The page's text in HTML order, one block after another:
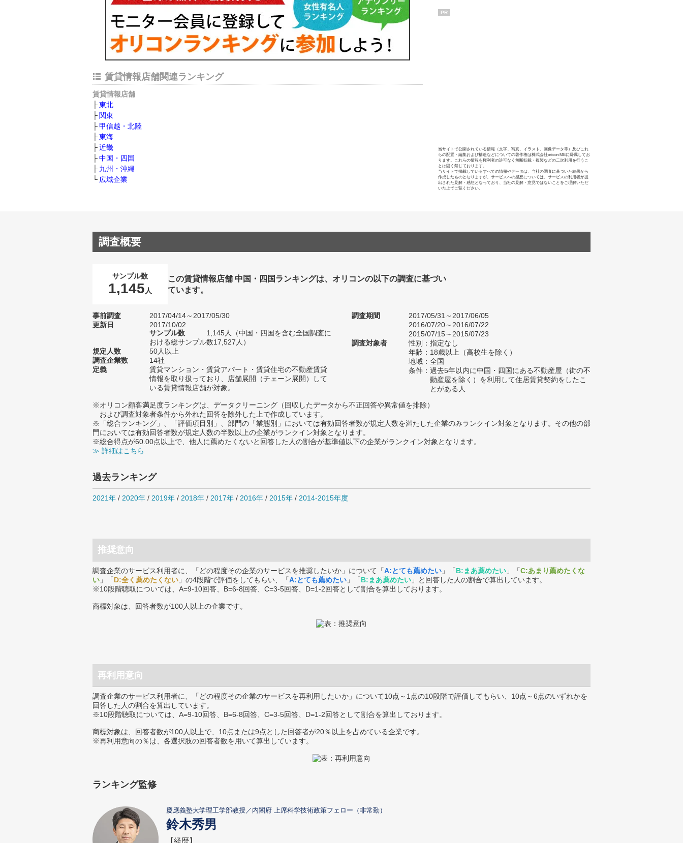
賃貸情報店舗関連ランキング
賃貸情報店舗
東北
関東
甲信越・北陸
東海
近畿
中国・四国
九州・沖縄
広域企業
PR
当サイトで公開されている情報（文字、写真、イラスト、画像データ等）及びこれ
らの配置・編集および構造などについての著作権は株式会社oricon MEに帰属してお
ります。これらの情報を権利者の許可なく無断転載・複製などの二次利用を行うこ
とは固く禁じております。
当サイトで掲載しているすべての情報やデータは、当社の調査に基づいた結果から
作成したものとなりますが、サービスへの感想については、サービスの利用者が提
出された見解・感想となっており、当社の見解・意見ではないことをご理解いただ
いた上でご覧ください。
調査概要
サンプル数
1,145 人
この賃貸情報店舗 中国・四国ランキングは、オリコンの以下の調査に基づい
ています。
事前調査
2017/04/14～2017/05/30
更新日
2017/10/02
サンプル数
1,145人（中国・四国を含む全国調査に
おける総サンプル数17,527人）
規定人数
50人以上
調査企業数
14社
定義
賃貸マンション・賃貸アパート・賃貸住宅の不動産賃貸
情報を取り扱っており、店舗展開（チェーン展開）して
いる賃貸情報店舗が対象。
調査期間
2017/05/31～2017/06/05
2016/07/20～2016/07/22
2015/07/15～2015/07/23
調査対象者
性別：指定なし
年齢：18歳以上（高校生を除く）
地域：全国
条件：過去5年以内に中国・四国にある不動産屋（街の不
動産屋を除く）を利用して住居賃貸契約をしたこ
とがある人
※オリコン顧客満足度ランキングは、データクリーニング（回収したデータから不正回答や異常値を排除）
および調査対象者条件から外れた回答を除外した上で作成しています。
※「総合ランキング」、「評価項目別」、部門の「業態別」においては有効回答者数が規定人数を満たした企業のみランクイン対象となります。その他の部
門においては有効回答者数が規定人数の半数以上の企業がランクイン対象となります。
※総合得点が60.00点以上で、他人に薦めたくないと回答した人の割合が基準値以下の企業がランクイン対象となります。
≫ 詳細はこちら
過去ランキング
2021年 / 2020年 / 2019年 / 2018年 / 2017年 / 2016年 / 2015年 / 2014-2015年度
推奨意向
調査企業のサービス利用者に、「どの程度その企業のサービスを推奨したいか」について「A:とても薦めたい 」「B:まあ薦めたい 」「C:あまり薦めたくな
い 」「D:全く薦めたくない 」の4段階で評価をしてもらい、「A:とても薦めたい 」「B:まあ薦めたい 」と回答した人の割合で算出しています。
※10段階聴取については、A=9-10回答、B=6-8回答、C=3-5回答、D=1-2回答として割合を算出しております。
商標対象は、回答者数が100人以上の企業です。
再利用意向
調査企業のサービス利用者に、「どの程度その企業のサービスを再利用したいか」について10点～1点の10段階で評価してもらい、10点～6点のいずれかを
回答した人の割合を算出しています。
※10段階聴取については、A=9-10回答、B=6-8回答、C=3-5回答、D=1-2回答として割合を算出しております。
商標対象は、回答者数が100人以上で、10点または9点とした回答者が20％以上を占めている企業です。
※再利用意向の％は、各選択肢の回答者数を用いて算出しています。
ランキング監修
慶應義塾大学理工学部教授／内閣府 上席科学技術政策フェロー（非常勤）
鈴木秀男
【経歴】